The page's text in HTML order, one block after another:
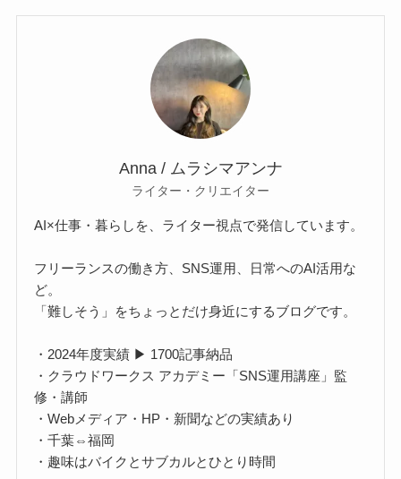
Anna / ムラシマアンナ
ライター・クリエイター
AI×仕事・暮らしを、ライター視点で発信しています。
フリーランスの働き方、SNS運用、日常へのAI活用な
ど。
「難しそう」をちょっとだけ身近にするブログです。
・2024年度実績 ▶ 1700記事納品
・クラウドワークス アカデミー「SNS運用講座」監
修・講師
・Webメディア・HP・新聞などの実績あり
・千葉⇔福岡
・趣味はバイクとサブカルとひとり時間